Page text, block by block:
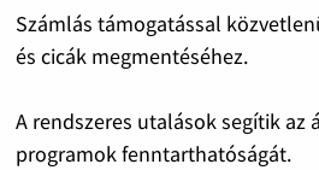
Számlás támogatással
és cicák megmentéséhez.
A rendszeres utalások segítik az
programok fenntarthatóságát.